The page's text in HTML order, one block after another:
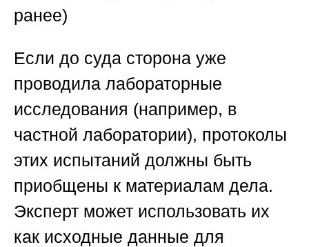
ранее)
Если до суда сторона уже
проводила лабораторные
исследования (например, в
частной лаборатории), протоколы
этих испытаний должны быть
приобщены к материалам дела.
Эксперт может использовать их
как исходные данные для